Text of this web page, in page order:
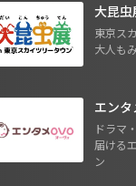
大昆虫
東京ス
大人も
エンタ
ドラマ
届ける
ン